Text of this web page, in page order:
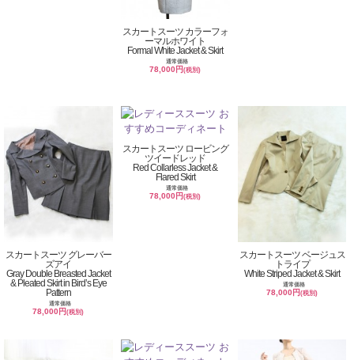
スカートスーツ カラーフォ
ーマルホワイト
Formal White Jacket & Skirt
通常価格
78,000円(税別)
スカートスーツ グレーバー
ズアイ
Gray Double Breasted Jacket
& Pleated Skirt in Bird’s Eye
Pattern
通常価格
78,000円(税別)
スカートスーツ ロービング
ツイードレッド
Red Collarless Jacket &
Flared Skirt
通常価格
78,000円(税別)
スカートスーツ ベージュス
トライプ
White Striped Jacket & Skirt
通常価格
78,000円(税別)